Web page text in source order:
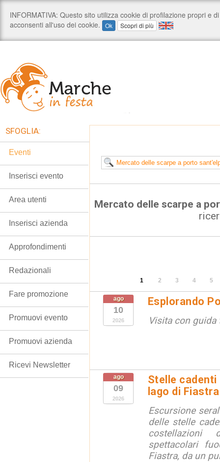
Mercato delle scarpe a
1 2 3 4 5
ago
10
2026
Esplorando
Visita con
ago
09
2026
Stelle
lago di Fiastra
Escursione
delle stelle
spettacolari
Fiastra, da un
SFOGLIA:
Eventi
Inserisci evento
Area utenti
Inserisci azienda
Approfondimenti
Redazionali
Fare promozione
Promuovi evento
Promuovi azienda
Ricevi Newsletter